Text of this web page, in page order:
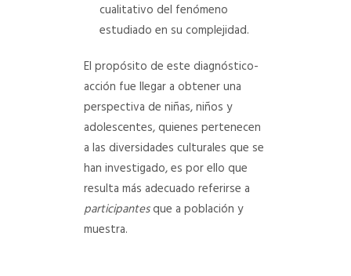
cualitativo del fenómeno
estudiado en su complejidad.
El propósito de este diagnóstico-
acción fue llegar a obtener una
perspectiva de niñas, niños y
adolescentes, quienes pertenecen
a las diversidades culturales que se
han investigado, es por ello que
resulta más adecuado referirse a
participantesque a población y
muestra.